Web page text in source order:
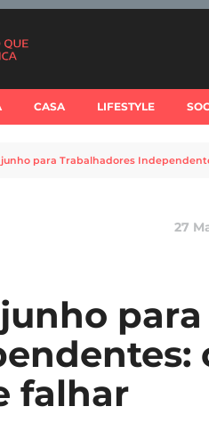
CASA LIFESTYLE
27
para
falhar